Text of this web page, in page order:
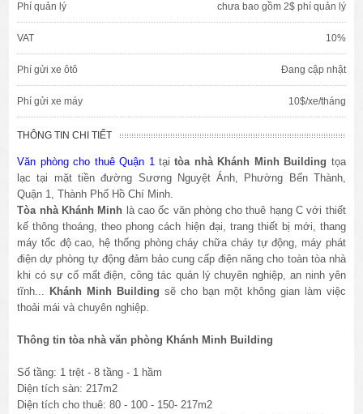
Phí quản lý chưa bao gồm 2$ phí quản lý
VAT 10%
Phí gửi xe ôtô Đang cập nhật
Phí gửi xe máy 10$/xe/tháng
THÔNG TIN CHI TIẾT
Văn phòng cho thuê Quận 1tạitòa nhà Khánh Minh Building tọa
lạc tại mặt tiền đường Sương Nguyệt Ánh, Phường Bến Thành,
Quận 1, Thành Phố Hồ Chí Minh.
Tòa nhà Khánh Minh là cao ốc văn phòng cho thuê hạng C với thiết
kế thông thoáng, theo phong cách hiện đại, trang thiết bị mới, thang
máy tốc độ cao, hệ thống phòng cháy chữa cháy tự động, máy phát
điện dự phòng tự động đảm bảo cung cấp điện năng cho toàn tòa nhà
khi có sự cố mất điện, công tác quản lý chuyên nghiệp, an ninh yên
tĩnh... Khánh Minh Building sẽ cho bạn một không gian làm việc
thoải mái và chuyên nghiệp.
Thông tin tòa nhà văn phòng Khánh Minh Building
Số tầng: 1 trệt - 8 tầng - 1 hầm
Diện tích sàn: 217m2
Diện tích cho thuê: 80 - 100 - 150- 217m2